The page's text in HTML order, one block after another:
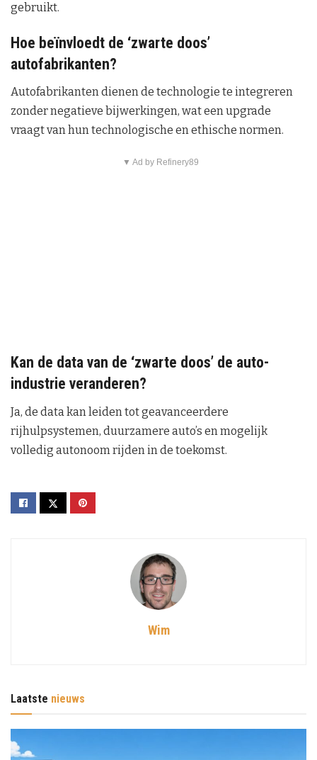
gebruikt.
Hoe beïnvloedt de ‘zwarte doos’
autofabrikanten?
Autofabrikanten dienen de technologie te integreren
zonder negatieve bijwerkingen, wat een upgrade
vraagt van hun technologische en ethische normen.
▼ Ad by Refinery89
Kan de data van de ‘zwarte doos’ de auto-
industrie veranderen?
Ja, de data kan leiden tot geavanceerdere
rijhulpsystemen, duurzamere auto’s en mogelijk
volledig autonoom rijden in de toekomst.
Wim
Laatste nieuws